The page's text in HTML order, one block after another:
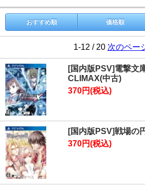
おすすめ順 価格順
1-12 / 20 次のペー
[国内版PSV]電撃文
CLIMAX(中古)
370円(税込)
[国内版PSV]戦場の
370円(税込)